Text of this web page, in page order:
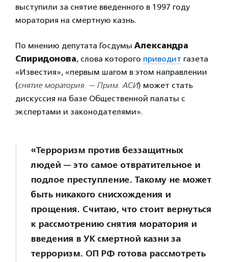
выступили за снятие введенного в 1997 году
моратория на смертную казнь.
По мнению депутата Госдумы Александра
Спиридонова, слова которого приводит газета
«Известия», «первым шагом в этом направлении
(снятие моратория. — Прим. АСИ) может стать
дискуссия на базе Общественной палаты с
экспертами и законодателями».
«Терроризм против беззащитных
людей — это самое отвратительное и
подлое преступление. Такому не может
быть никакого снисхождения и
прощения. Считаю, что стоит вернуться
к рассмотрению снятия моратория и
введения в УК смертной казни за
терроризм. ОП РФ готова рассмотреть